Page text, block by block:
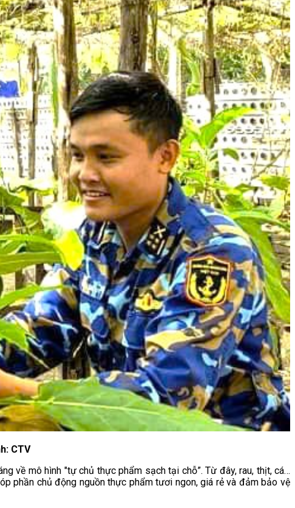
CTV
về mô hình "tự chủ thực phẩm sạch tại chỗ”. Từ đây, rau, thịt, cá…
phần chủ động nguồn thực phẩm tươi ngon, giá rẻ và đảm bảo vệ